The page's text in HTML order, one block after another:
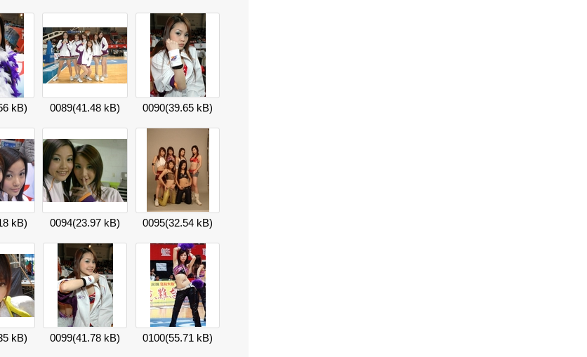
kB) 0089(41.48 kB) 0090(39.65 kB)
kB) 0094(23.97 kB) 0095(32.54 kB)
kB) 0099(41.78 kB) 0100(55.71 kB)